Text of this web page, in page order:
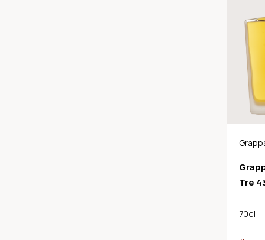
Tre
70cl